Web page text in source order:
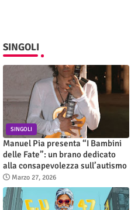
SINGOLI
SINGOLI
Manuel Pia presenta “I Bambini
delle Fate”: un brano dedicato
alla consapevolezza sull’autismo
Marzo 27, 2026